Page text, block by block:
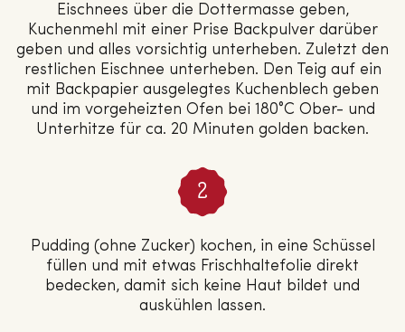
Eischnees über die Dottermasse geben,
Kuchenmehl mit einer Prise Backpulver darüber
geben und alles vorsichtig unterheben. Zuletzt den
restlichen Eischnee unterheben. Den Teig auf ein
mit Backpapier ausgelegtes Kuchenblech geben
und im vorgeheizten Ofen bei 180°C Ober- und
Unterhitze für ca. 20 Minuten golden backen.
Pudding (ohne Zucker) kochen, in eine Schüssel
füllen und mit etwas Frischhaltefolie direkt
bedecken, damit sich keine Haut bildet und
auskühlen lassen.